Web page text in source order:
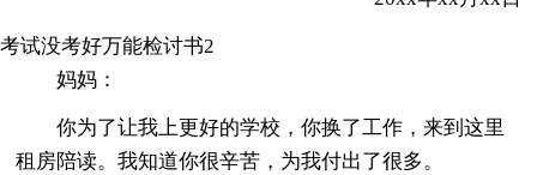
考试没考好万能检讨书2
妈妈：
你为了让我上更好的学校，你换了工作，来到这里
租房陪读。我知道你很辛苦，为我付出了很多。